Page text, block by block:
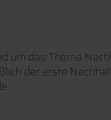
das Thema
der erste